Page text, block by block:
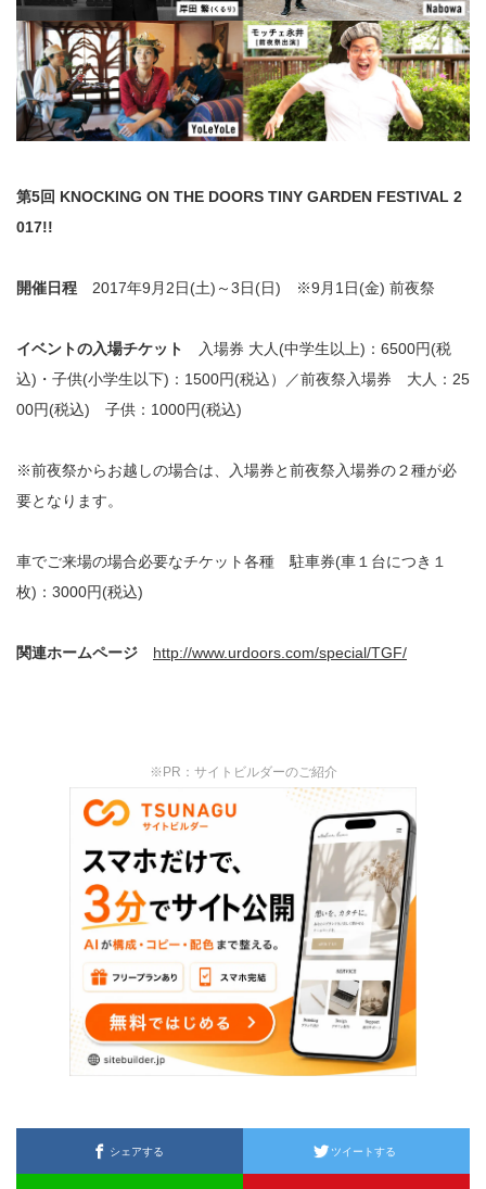
第5回 KNOCKING ON THE DOORS TINY GARDEN FESTIVAL 2
017!!
開催日程 2017年9月2日(土)～3日(日) ※9月1日(金) 前夜祭
イベントの入場チケット
入場券 大人(中学生以上)：6500円(税
込)・子供(小学生以下)：1500円(税込）／前夜祭入場券 大人：25
00円(税込) 子供：1000円(税込)
※前夜祭からお越しの場合は、入場券と前夜祭入場券の２種が必
要となります。
車でご来場の場合必要なチケット各種 駐車券(車１台につき１
枚)：3000円(税込)
関連ホームページ http://www.urdoors.com/special/TGF/
※PR：サイトビルダーのご紹介
シェアする ツイートする